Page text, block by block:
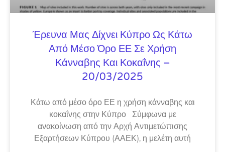
Έρευνα Μας Δίχνει Κύπρο Ως Κάτω
Από Μέσο Όρο ΕΕ Σε Χρήση
Κάνναβης Και Κοκαΐνης –
20/03/2025
Κάτω από μέσο όρο ΕΕ η χρήση κάνναβης και
κοκαΐνης στην Κύπρο Σύμφωνα με
ανακοίνωση από την Αρχή Αντιμετώπισης
Εξαρτήσεων Κύπρου (ΑΑΕΚ), η μελέτη αυτή